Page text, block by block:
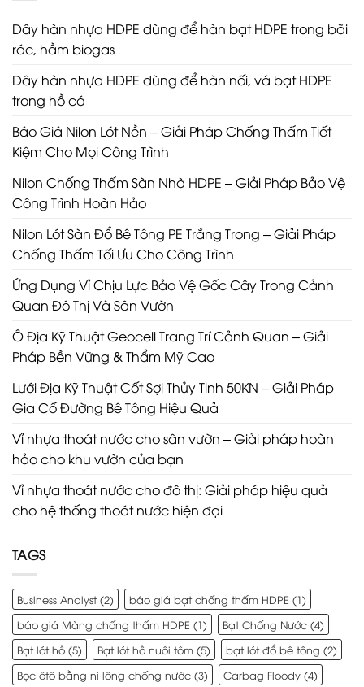
Dây hàn nhựa HDPE dùng để hàn bạt HDPE trong bãi
rác, hầm biogas
Dây hàn nhựa HDPE dùng để hàn nối, vá bạt HDPE
trong hồ cá
Báo Giá Nilon Lót Nền – Giải Pháp Chống Thấm Tiết
Kiệm Cho Mọi Công Trình
Nilon Chống Thấm Sàn Nhà HDPE – Giải Pháp Bảo Vệ
Công Trình Hoàn Hảo
Nilon Lót Sàn Đổ Bê Tông PE Trắng Trong – Giải Pháp
Chống Thấm Tối Ưu Cho Công Trình
Ứng Dụng Vỉ Chịu Lực Bảo Vệ Gốc Cây Trong Cảnh
Quan Đô Thị Và Sân Vườn
Ô Địa Kỹ Thuật Geocell Trang Trí Cảnh Quan – Giải
Pháp Bền Vững & Thẩm Mỹ Cao
Lưới Địa Kỹ Thuật Cốt Sợi Thủy Tinh 50KN – Giải Pháp
Gia Cố Đường Bê Tông Hiệu Quả
Vỉ nhựa thoát nước cho sân vườn – Giải pháp hoàn
hảo cho khu vườn của bạn
Vỉ nhựa thoát nước cho đô thị: Giải pháp hiệu quả
cho hệ thống thoát nước hiện đại
TAGS
Business Analyst(2) báo giá bạt chống thấm HDPE (1)
báo giá Màng chống thấm HDPE (1) Bạt Chống Nước (4)
Bạt lót hồ (5) Bạt lót hồ nuôi tôm (5) bạt lót đổ bê tông (2)
Bọc ôtô bằng ni lông chống nước (3) Carbag Floody (4)